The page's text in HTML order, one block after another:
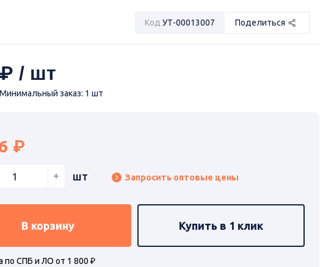
Код УТ-00013007 Поделиться
Минимальный заказ: 1 шт
шт Запросить оптовые цены
В корзину Купить в 1 клик
по СПБ и ЛО от 1 800 ₽